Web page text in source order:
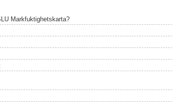
Markfuktighetskarta?